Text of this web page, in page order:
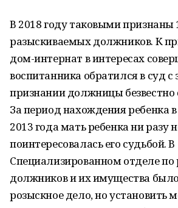
В 2018 году таковыми признаны
разыскиваемых должников. К
дом-интернат в интересах
воспитанника обратился в суд с
признании должницы безвестно
За период нахождения ребенка
2013 года мать ребенка ни разу
поинтересовалась его судьбой. В
Специализированном отделе по
должников и их имущества было
розыскное дело, но установить